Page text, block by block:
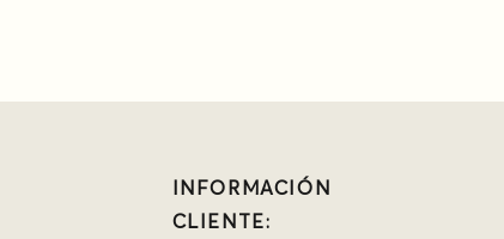
INFORMACIÓN
CLIENTE: